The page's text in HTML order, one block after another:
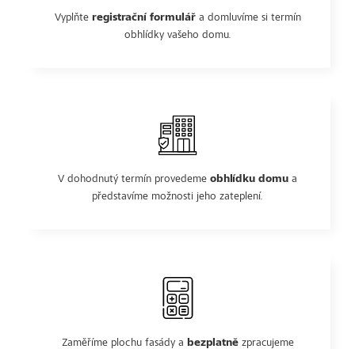
Vyplňte registrační formulář a domluvíme si termín
obhlídky vašeho domu.
V dohodnutý termín provedeme obhlídku domu a
představíme možnosti jeho zateplení.
Zaměříme plochu fasády a bezplatnězpracujeme